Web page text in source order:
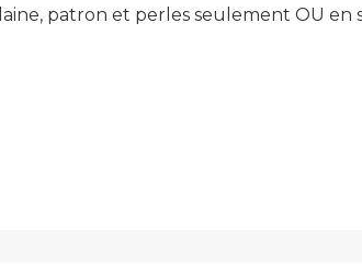
patron et perles seulement OU